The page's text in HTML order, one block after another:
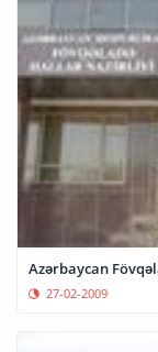
Azərbaycan
27-02-2009